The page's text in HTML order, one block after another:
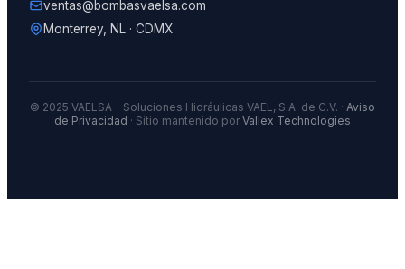
ventas@bombasvaelsa.com
Monterrey, NL · CDMX
© 2025 VAELSA - Soluciones Hidráulicas VAEL, S.A. de C.V. · Aviso
de Privacidad · Sitio mantenido por Vallex Technologies